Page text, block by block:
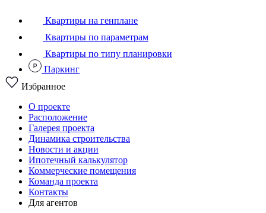
Квартиры на генплане
Квартиры по параметрам
Квартиры по типу планировки
Паркинг
Избранное
О проекте
Расположение
Галерея проекта
Динамика строительства
Новости и акции
Ипотечный калькулятор
Коммерческие помещения
Команда проекта
Контакты
Для агентов